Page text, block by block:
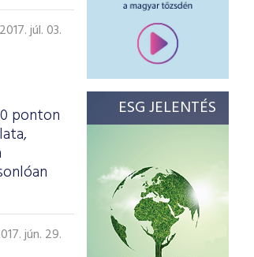
2017. júl. 03.
ponton
jún. 29.
ESG JELENTÉS